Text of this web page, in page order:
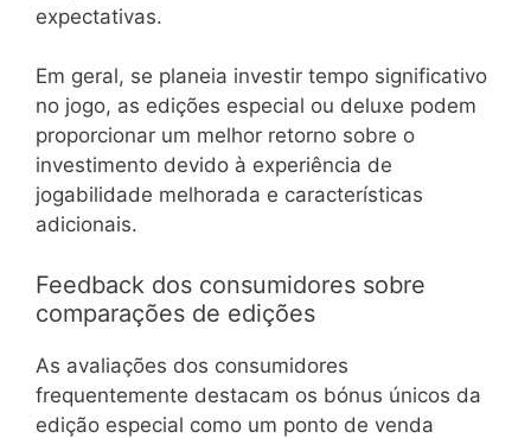
expectativas.
Em geral, se planeia investir tempo significativo
no jogo, as edições especial ou deluxe podem
proporcionar um melhor retorno sobre o
investimento devido à experiência de
jogabilidade melhorada e características
adicionais.
Feedback dos consumidores sobre
comparações de edições
As avaliações dos consumidores
frequentemente destacam os bónus únicos da
edição especial como um ponto de venda